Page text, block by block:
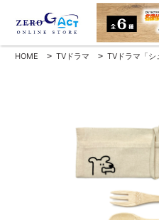
HOME > TVドラマ > TVドラマ「シ